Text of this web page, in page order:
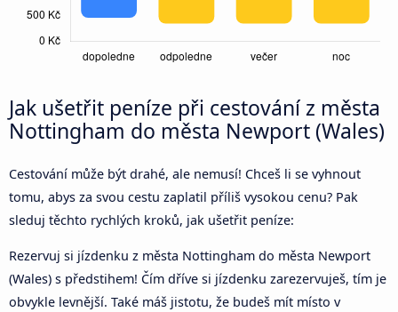
Jak ušetřit peníze při cestování z města
Nottingham do města Newport (Wales)
Cestování může být drahé, ale nemusí! Chceš li se vyhnout
tomu, abys za svou cestu zaplatil příliš vysokou cenu? Pak
sleduj těchto rychlých kroků, jak ušetřit peníze:
Rezervuj si jízdenku z města Nottingham do města Newport
(Wales) s předstihem! Čím dříve si jízdenku zarezervuješ, tím je
obvykle levnější. Také máš jistotu, že budeš mít místo v